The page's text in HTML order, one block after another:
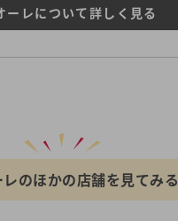
ーレについて詳しく見る
のほかの店舗を見てみる